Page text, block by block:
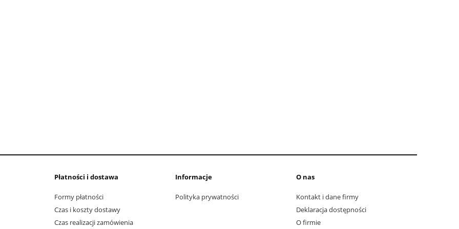
Płatności i dostawa
Formy płatności
Czas i koszty dostawy
Czas realizacji zamówienia
Informacje
Polityka prywatności
O nas
Kontakt i dane firmy
Deklaracja dostępności
O firmie